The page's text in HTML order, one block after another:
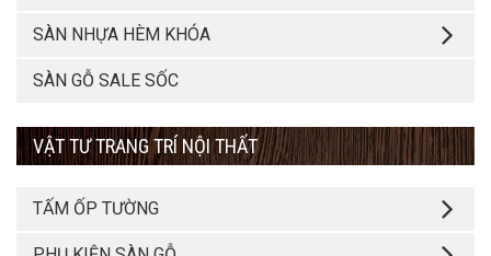
SÀN NHỰA HÈM KHÓA
SÀN GỖ SALE SỐC
VẬT TƯ TRANG TRÍ NỘI THẤT
TẤM ỐP TƯỜNG